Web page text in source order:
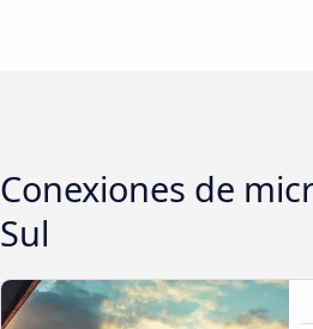
Conexiones de
Sul